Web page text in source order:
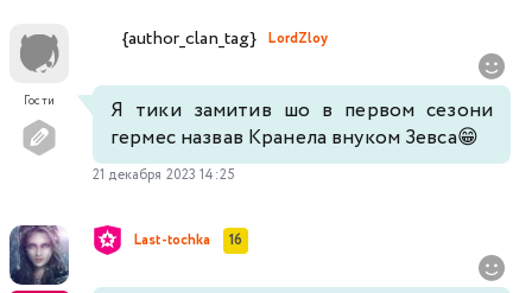
Гости
{author_clan_tag} LordZloy
Я тики замитив шо в первом сезони
гермес назвав Кранела внуком Зевса😁
21 декабря 2023 14:25
Last-tochka 16